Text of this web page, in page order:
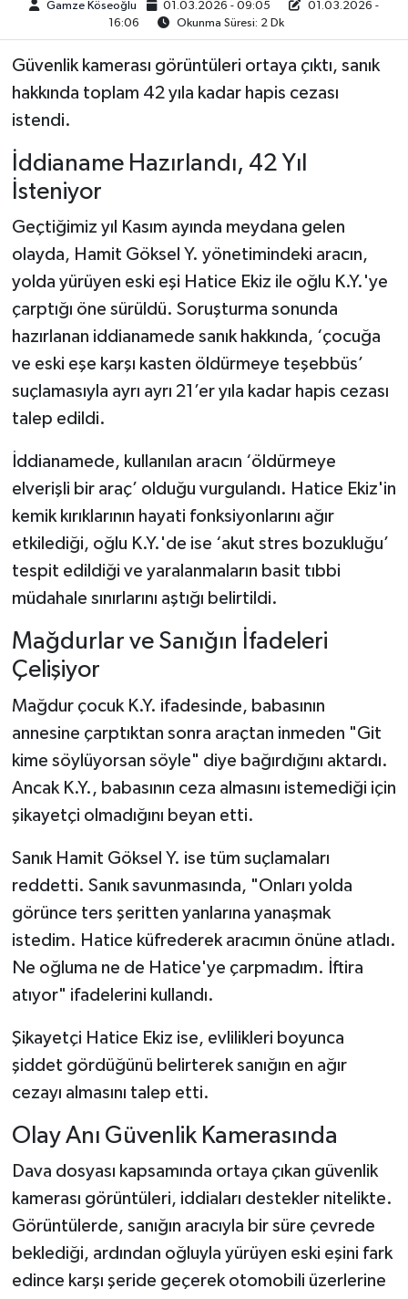
Gamze Köseoğlu 01.03.2026 - 09:05
01.03.2026 -
16:06
Okunma Süresi: 2 Dk
Güvenlik kamerası görüntüleri ortaya çıktı, sanık
hakkında toplam 42 yıla kadar hapis cezası
istendi.
İddianame Hazırlandı, 42 Yıl
İsteniyor
Geçtiğimiz yıl Kasım ayında meydana gelen
olayda, Hamit Göksel Y. yönetimindeki aracın,
yolda yürüyen eski eşi Hatice Ekiz ile oğlu K.Y.'ye
çarptığı öne sürüldü. Soruşturma sonunda
hazırlanan iddianamede sanık hakkında, ‘çocuğa
ve eski eşe karşı kasten öldürmeye teşebbüs’
suçlamasıyla ayrı ayrı 21’er yıla kadar hapis cezası
talep edildi.
İddianamede, kullanılan aracın ‘öldürmeye
elverişli bir araç’ olduğu vurgulandı. Hatice Ekiz'in
kemik kırıklarının hayati fonksiyonlarını ağır
etkilediği, oğlu K.Y.'de ise ‘akut stres bozukluğu’
tespit edildiği ve yaralanmaların basit tıbbi
müdahale sınırlarını aştığı belirtildi.
Mağdurlar ve Sanığın İfadeleri
Çelişiyor
Mağdur çocuk K.Y. ifadesinde, babasının
annesine çarptıktan sonra araçtan inmeden "Git
kime söylüyorsan söyle" diye bağırdığını aktardı.
Ancak K.Y., babasının ceza almasını istemediği için
şikayetçi olmadığını beyan etti.
Sanık Hamit Göksel Y. ise tüm suçlamaları
reddetti. Sanık savunmasında, "Onları yolda
görünce ters şeritten yanlarına yanaşmak
istedim. Hatice küfrederek aracımın önüne atladı.
Ne oğluma ne de Hatice'ye çarpmadım. İftira
atıyor" ifadelerini kullandı.
Şikayetçi Hatice Ekiz ise, evlilikleri boyunca
şiddet gördüğünü belirterek sanığın en ağır
cezayı almasını talep etti.
Olay Anı Güvenlik Kamerasında
Dava dosyası kapsamında ortaya çıkan güvenlik
kamerası görüntüleri, iddiaları destekler nitelikte.
Görüntülerde, sanığın aracıyla bir süre çevrede
beklediği, ardından oğluyla yürüyen eski eşini fark
edince karşı şeride geçerek otomobili üzerlerine